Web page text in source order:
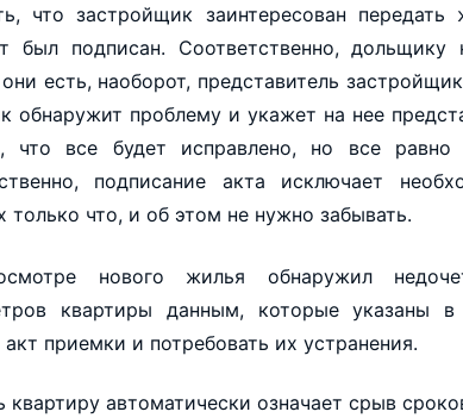
что застройщик заинтересован передать
был подписан. Соответственно,
есть, наоборот, представитель
обнаружит проблему и укажет на нее
что все будет исправлено, но все равно
подписание акта исключает
что, и об этом не нужно забывать.
нового жилья обнаружил
квартиры данным, которые указаны
приемки и потребовать их устранения.
квартиру автоматически означает срыв